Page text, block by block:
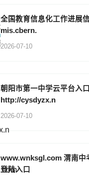
全国教育信息化工作进展
mis.cbern.
2026-07-10
朝阳市第一中学云平台入口
http://cysdyzx.n
2026-07-10
www.wnksgl.com 渭南中
登陆入口